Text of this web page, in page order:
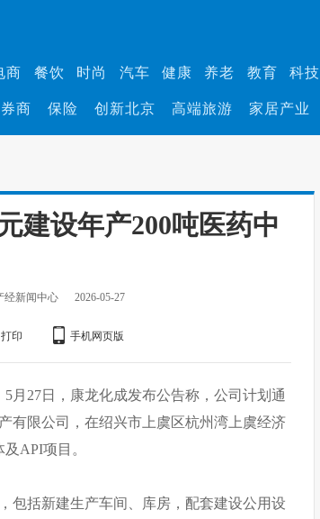
商 餐饮 时尚 汽车 健康 养老 教育 科技
商 保险 创新北京 高端旅游 家居产业
建设年产200吨医药中
经新闻中心 2026-05-27
打印 手机网页版
5月27日，康龙化成发布公告称，公司计划通
有限公司，在绍兴市上虞区杭州湾上虞经济
API项目。
包括新建生产车间、库房，配套建设公用设